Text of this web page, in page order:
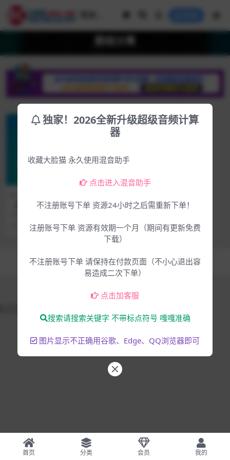
【永久会员钦点】神级革命性
Mac [MORiA]
10月前 115 4.99
Copyright © 2025 大脸猫-为音乐人服务- All rights reserved
混音编曲音乐制作
首页 分类 会员 我的
独家！2026全新升级超级音频计算
器
收藏大脸猫 永久使用混音助手
点击进入混音助手
不注册账号下单 资源24小时之后需重新下单！
注册账号下单 资源有效期一个月（期间有更新免费
下载）
不注册账号下单 请保持在付款页面（不小心退出容
易造成二次下单）
点击加客服
搜索请搜索关键字 不带标点符号 嘎嘎准确
图片显示不正确用谷歌、Edge、QQ浏览器即可